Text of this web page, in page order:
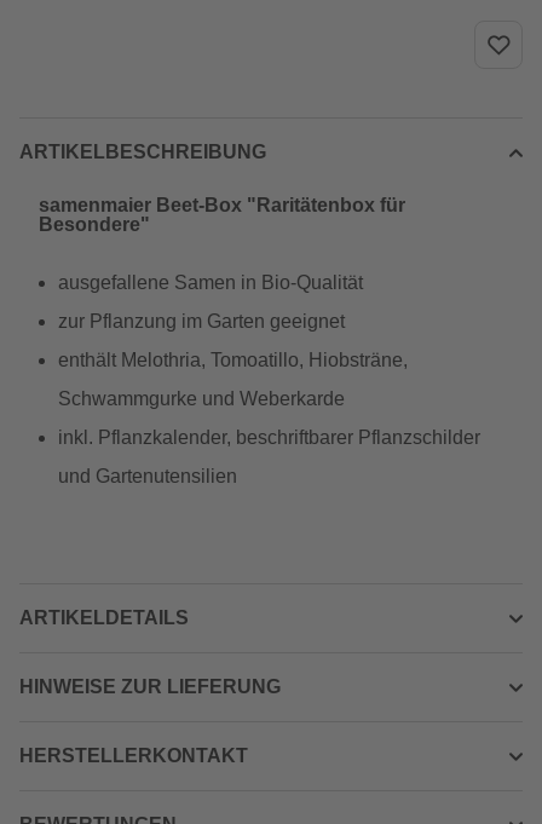
ARTIKELBESCHREIBUNG
samenmaier Beet-Box "Raritätenbox für
Besondere"
ausgefallene Samen in Bio-Qualität
zur Pflanzung im Garten geeignet
enthält Melothria, Tomoatillo, Hiobsträne,
Schwammgurke und Weberkarde
inkl. Pflanzkalender, beschriftbarer Pflanzschilder
und Gartenutensilien
ARTIKELDETAILS
HINWEISE ZUR LIEFERUNG
HERSTELLERKONTAKT